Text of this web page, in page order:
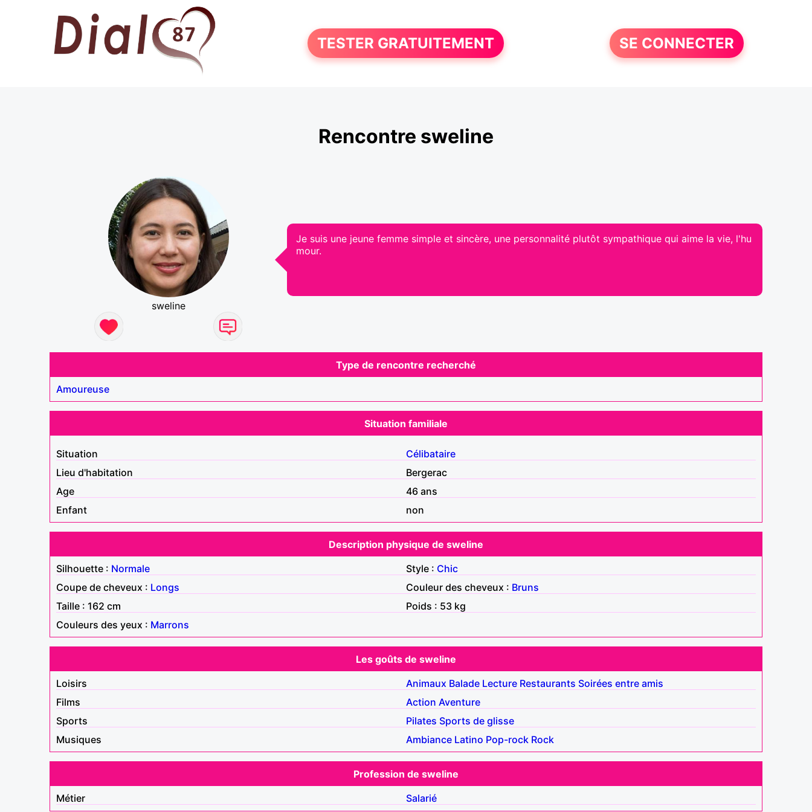
TESTER GRATUITEMENT SE CONNECTER
Rencontre sweline
sweline
Je suis une jeune femme simple et sincère, une personnalité plutôt sympathique qui aime la vie, l'hu
mour.
Type de rencontre recherché
Amoureuse
Situation familiale
Situation
Célibataire
Lieu d'habitation
Bergerac
Age
46 ans
Enfant
non
Description physique de sweline
Silhouette : Normale Style : Chic
Coupe de cheveux : Longs Couleur des cheveux : Bruns
Taille : 162 cm
Poids : 53 kg
Couleurs des yeux : Marrons
Les goûts de sweline
Loisirs
Animaux Balade Lecture Restaurants Soirées entre amis
Films
Action Aventure
Sports
Pilates Sports de glisse
Musiques
Ambiance Latino Pop-rock Rock
Profession de sweline
Métier
Salarié